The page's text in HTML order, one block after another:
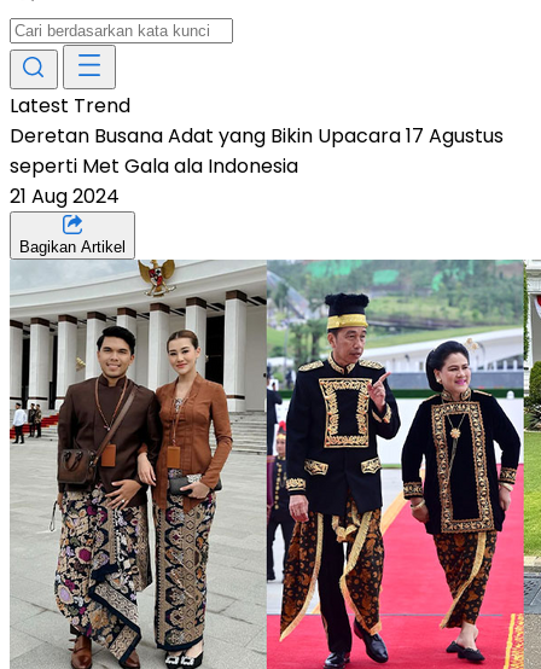
Latest Trend
Deretan Busana Adat yang Bikin Upacara 17 Agustus
seperti Met Gala ala Indonesia
21 Aug 2024
Bagikan Artikel